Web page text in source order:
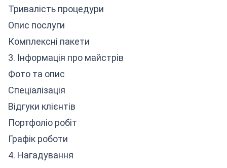
Тривалість процедури
Опис послуги
Комплексні пакети
3. Інформація про майстрів
Фото та опис
Спеціалізація
Відгуки клієнтів
Портфоліо робіт
Графік роботи
4. Нагадування